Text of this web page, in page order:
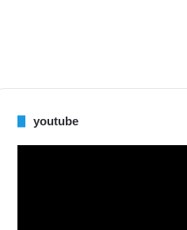
youtube